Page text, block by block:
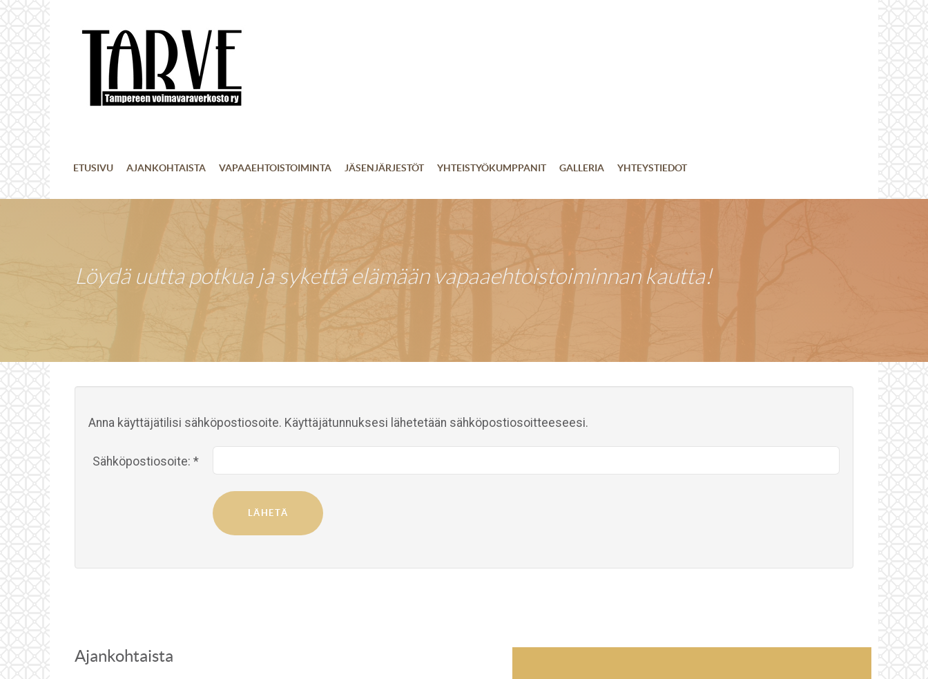
ETUSIVU AJANKOHTAISTA VAPAAEHTOISTOIMINTA JÄSENJÄRJESTÖT YHTEISTYÖKUMPPANIT GALLERIA YHTEYSTIEDOT
Löydä uutta potkua ja sykettä elämään vapaaehtoistoiminnan kautta!
Anna käyttäjätilisi sähköpostiosoite. Käyttäjätunnuksesi lähetetään sähköpostiosoitteeseesi.
Sähköpostiosoite: *
LÄHETÄ
Ajankohtaista